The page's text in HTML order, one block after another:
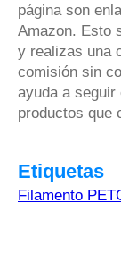
página son
Amazon. Esto
y realizas una
comisión sin
ayuda a seguir
productos que
Etiquetas
Filamento